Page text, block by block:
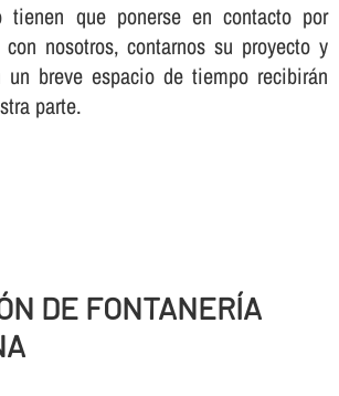
tienen que ponerse en contacto por
nosotros, contarnos su proyecto y
un breve espacio de tiempo recibirán
parte.
DE FONTANERÍ­A